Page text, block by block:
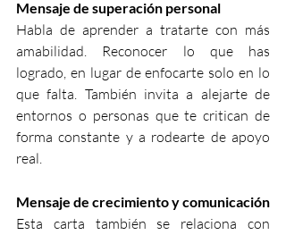
Mensaje de superación personal
Habla de aprender a tratarte con más
amabilidad. Reconocer lo que has
logrado, en lugar de enfocarte solo en lo
que falta. También invita a alejarte de
entornos o personas que te critican de
forma constante y a rodearte de apoyo
real.
Mensaje de crecimiento y comunicación
Esta carta también se relaciona con